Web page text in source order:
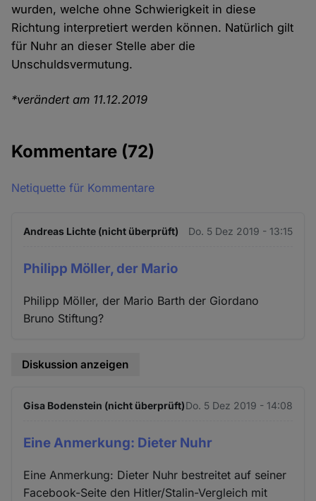
wurden, welche ohne Schwierigkeit in diese
Richtung interpretiert werden können. Natürlich gilt
für Nuhr an dieser Stelle aber die
Unschuldsvermutung.
*verändert am 11.12.2019
Kommentare (72)
Netiquette für Kommentare
Andreas Lichte (nicht überprüft) Do. 5 Dez 2019 - 13:15
Philipp Möller, der Mario
Philipp Möller, der Mario Barth der Giordano
Bruno Stiftung?
Diskussion anzeigen
Gisa Bodenstein (nicht überprüft)Do. 5 Dez 2019 - 14:08
Eine Anmerkung: Dieter Nuhr
Eine Anmerkung: Dieter Nuhr bestreitet auf seiner
Facebook-Seite den Hitler/Stalin-Vergleich mit